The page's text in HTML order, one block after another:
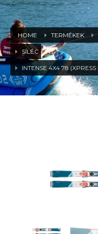
HOME TERMÉKEK
SÍLÉC
INTENSE 4X4 78